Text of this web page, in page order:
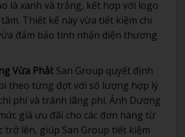
là xanh và trắng, kết hợp với logo
Thiết kế này vừa tiết kiệm chi
đảm bảo tính nhận diện thương
Vừa Phải:San Group quyết định
theo từng đợt với số lượng hợp lý
phí và tránh lãng phí. Ánh Dương
giá ưu đãi cho các đơn hàng từ
trở lên, giúp San Group tiết kiệm